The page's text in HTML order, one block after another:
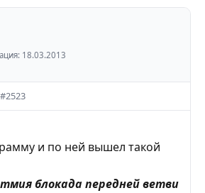
18.03.2013
#2523
и по ней вышел такой
блокада передней ветви